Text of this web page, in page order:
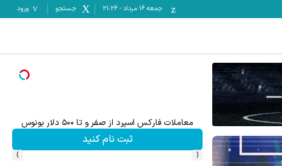
جمعه ۱۶ مرداد -
21:26 جستجو ورود
ثبت نام کنید
میدونستی میتونی از بالا رفتن ارزش
‹
›